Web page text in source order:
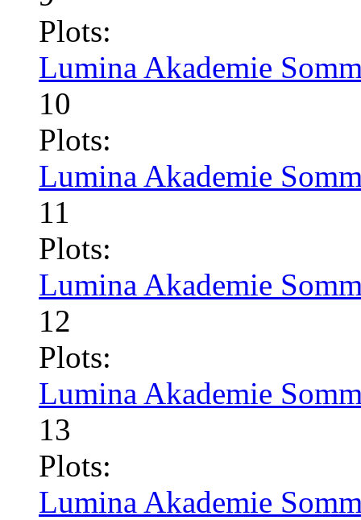
Plots:
Lumina Akademie
10
Plots:
Lumina Akademie
11
Plots:
Lumina Akademie
12
Plots:
Lumina Akademie
13
Plots:
Lumina Akademie